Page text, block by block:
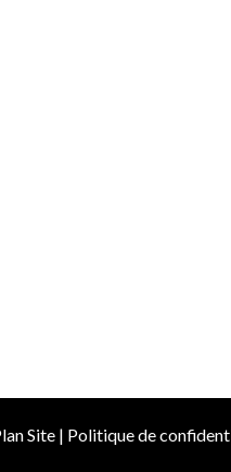
Site | Politique de